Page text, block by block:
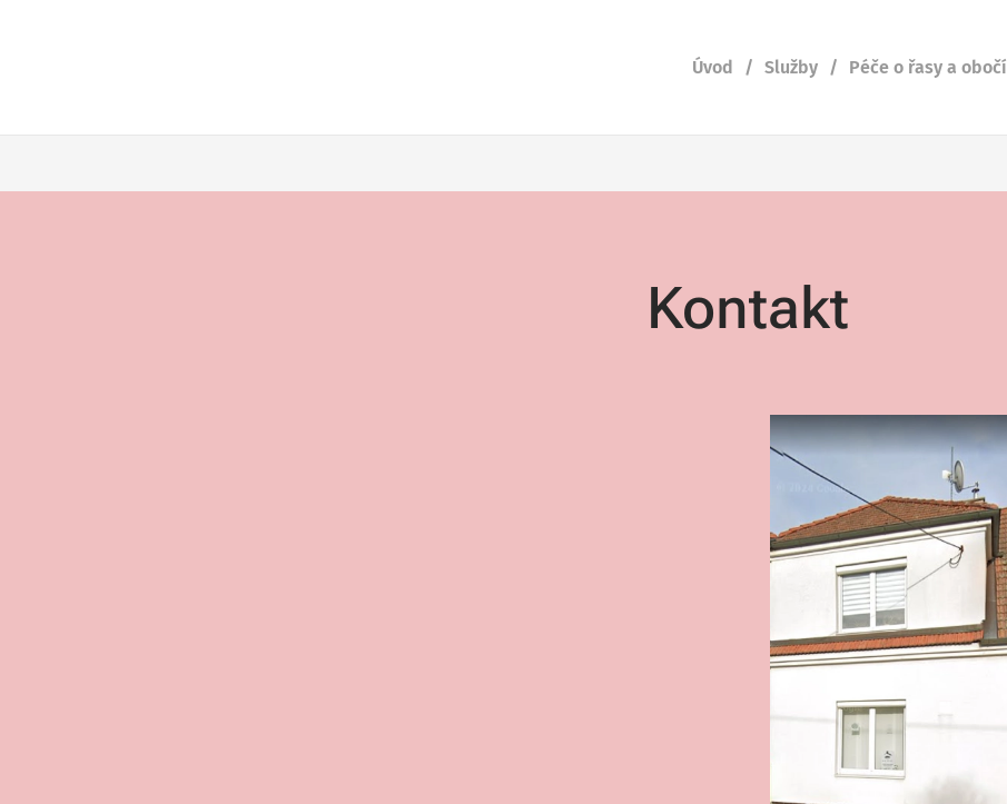
Úvod Služby Péče o řasy a obočí
Kontakt